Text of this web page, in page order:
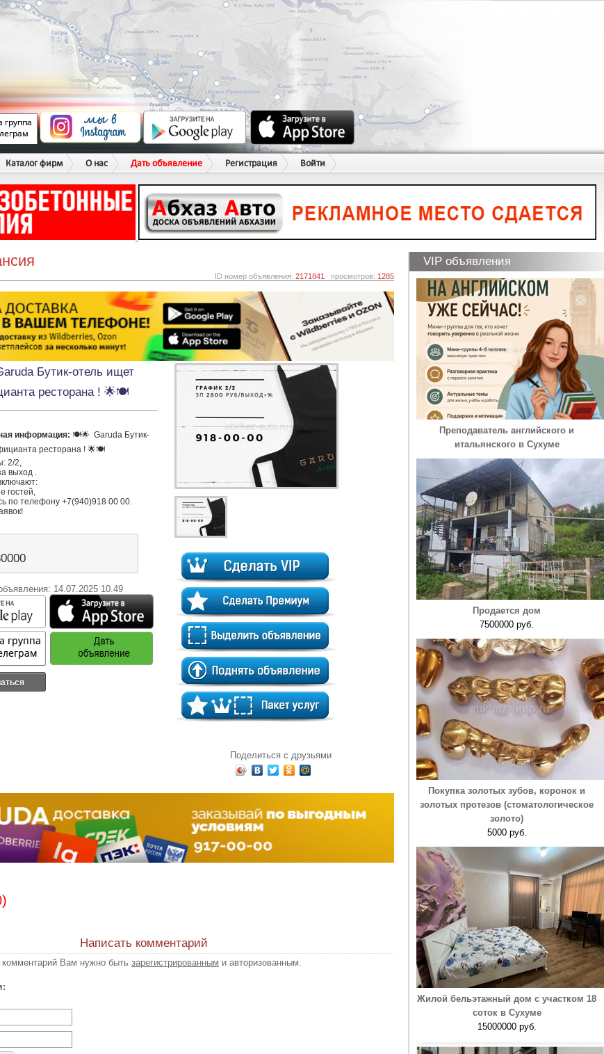
Каталог фирм О нас Дать объявление Регистрация Войти
ID номер объявления: 2171841 просмотров: 1285
Бутик-отель ищет
ресторана ! 🌟🍽️
информация: 🍽️🌟  Garuda Бутик-
ресторана ! 🌟🍽️
2/2,
выход .
гостей,
по телефону +7(940)918 00 00.
14.07.2025 10.49
Поделиться с друзьями
Написать комментарий
комментарий Вам нужно быть зарегистрированным и авторизованным.
VIP объявления
Преподаватель английского и
итальянского в Сухуме
Продается дом
7500000 руб.
Покупка золотых зубов, коронок и
золотых протезов (стоматологическое
золото)
5000 руб.
Жилой бельэтажный дом с участком 18
соток в Сухуме
15000000 руб.